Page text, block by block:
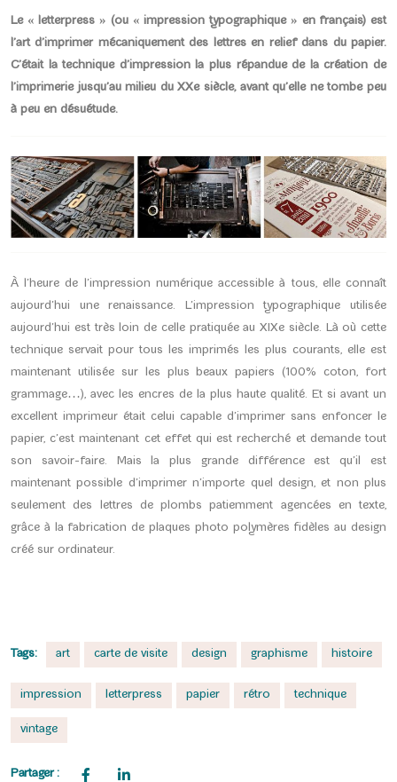
Le « letterpress » (ou « impression typographique » en français) est
l’art d’imprimer mécaniquement des lettres en relief dans du papier.
C’était la technique d’impression la plus répandue de la création de
l’imprimerie jusqu’au milieu du XXe siècle, avant qu’elle ne tombe peu
à peu en désuétude.
À l’heure de l’impression numérique accessible à tous, elle connaît
aujourd’hui une renaissance. L’impression typographique utilisée
aujourd’hui est très loin de celle pratiquée au XIXe siècle. Là où cette
technique servait pour tous les imprimés les plus courants, elle est
maintenant utilisée sur les plus beaux papiers (100% coton, fort
grammage…), avec les encres de la plus haute qualité. Et si avant un
excellent imprimeur était celui capable d’imprimer sans enfoncer le
papier, c’est maintenant cet effet qui est recherché et demande tout
son savoir-faire. Mais la plus grande différence est qu’il est
maintenant possible d’imprimer n’importe quel design, et non plus
seulement des lettres de plombs patiemment agencées en texte,
grâce à la fabrication de plaques photo polymères fidèles au design
créé sur ordinateur.
Tags: art carte de visite design graphisme histoire
impression letterpress papier rétro technique
vintage
Partager :